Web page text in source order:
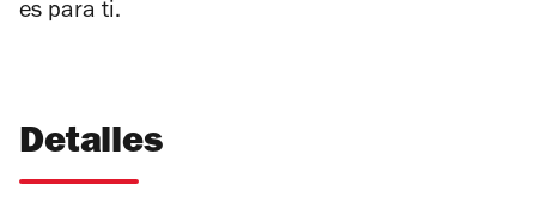
es para ti.
Detalles